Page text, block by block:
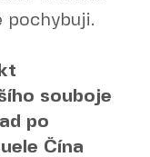
pochybuji.
souboje
po
Čína